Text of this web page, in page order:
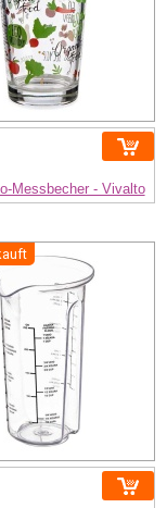
Messbecher - Vivalto